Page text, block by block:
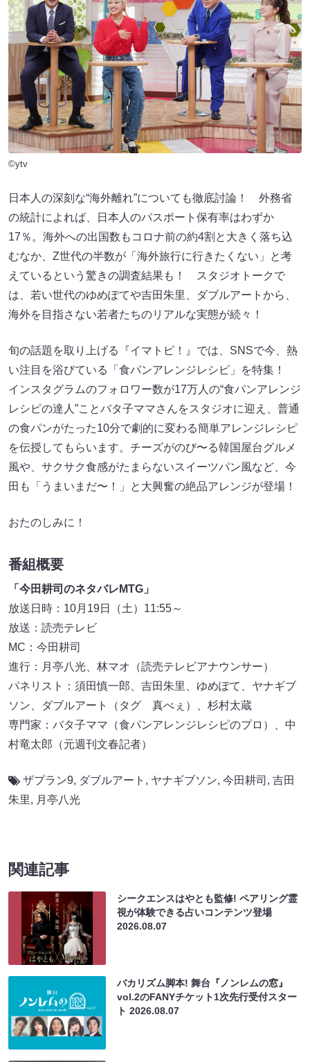
©ytv
日本人の深刻な“海外離れ”についても徹底討論！ 外務省
の統計によれば、日本人のパスポート保有率はわずか
17％。海外への出国数もコロナ前の約4割と大きく落ち込
むなか、Z世代の半数が「海外旅行に行きたくない」と考
えているという驚きの調査結果も！ スタジオトークで
は、若い世代のゆめぽてや吉田朱里、ダブルアートから、
海外を目指さない若者たちのリアルな実態が続々！
旬の話題を取り上げる『イマトピ！』では、SNSで今、熱
い注目を浴びている「食パンアレンジレシピ」を特集！
インスタグラムのフォロワー数が17万人の“食パンアレンジ
レシピの達人”ことバタ子ママさんをスタジオに迎え、普通
の食パンがたった10分で劇的に変わる簡単アレンジレシピ
を伝授してもらいます。チーズがのび〜る韓国屋台グルメ
風や、サクサク食感がたまらないスイーツパン風など、今
田も「うまいまだ〜！」と大興奮の絶品アレンジが登場！
おたのしみに！
番組概要
「今田耕司のネタバレMTG」
放送日時：10月19日（土）11:55～
放送：読売テレビ
MC：今田耕司
進行：月亭八光、林マオ（読売テレビアナウンサー）
パネリスト：須田慎一郎、吉田朱里、ゆめぽて、ヤナギブ
ソン、ダブルアート（タグ 真べぇ）、杉村太蔵
専門家：バタ子ママ（食パンアレンジレシピのプロ）、中
村竜太郎（元週刊文春記者）
ザプラン9, ダブルアート , ヤナギブソン, 今田耕司 , 吉田
朱里, 月亭八光
関連記事
シークエンスはやとも監修! ペアリング霊
視が体験できる占いコンテンツ登場
2026.08.07
バカリズム脚本! 舞台『ノンレムの窓』
vol.2のFANYチケット1次先行受付スター
ト2026.08.07